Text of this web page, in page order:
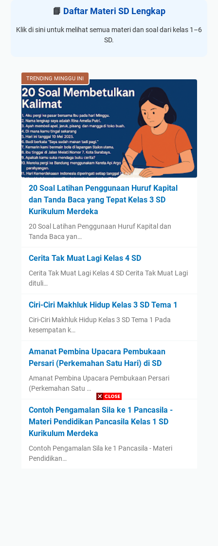
📘 Daftar Materi SD Lengkap
Klik di sini untuk melihat semua materi dan soal dari kelas 1–6
SD.
TRENDING MINGGU INI
20 Soal Latihan Penggunaan Huruf Kapital
dan Tanda Baca yang Tepat Kelas 3 SD
Kurikulum Merdeka
20 Soal Latihan Penggunaan Huruf Kapital dan
Tanda Baca yan…
Cerita Tak Muat Lagi Kelas 4 SD
Cerita Tak Muat Lagi Kelas 4 SD Cerita Tak Muat Lagi
dituli…
Ciri-Ciri Makhluk Hidup Kelas 3 SD Tema 1
Ciri-Ciri Makhluk Hidup Kelas 3 SD Tema 1 Pada
kesempatan k…
Amanat Pembina Upacara Pembukaan
Persari (Perkemahan Satu Hari) di SD
Amanat Pembina Upacara Pembukaan Persari
(Perkemahan Satu …
Contoh Pengamalan Sila ke 1 Pancasila -
Materi Pendidikan Pancasila Kelas 1 SD
Kurikulum Merdeka
Contoh Pengamalan Sila ke 1 Pancasila - Materi
Pendidikan…